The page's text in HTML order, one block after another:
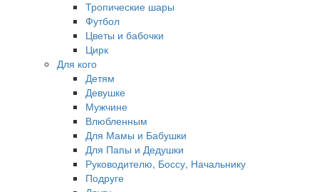
Тропические шары
Футбол
Цветы и бабочки
Цирк
Для кого
Детям
Девушке
Мужчине
Влюбленным
Для Мамы и Бабушки
Для Папы и Дедушки
Руководителю, Боссу, Начальнику
Подруге